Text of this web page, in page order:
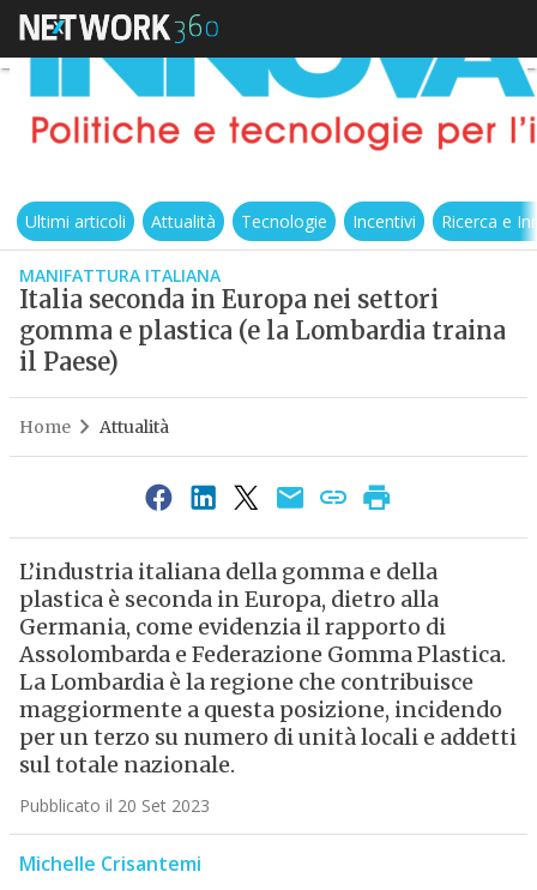
Ultimi articoli Attualità Tecnologie Incentivi Ricerca e
MANIFATTURA ITALIANA
Italia seconda in Europa nei settori
gomma e plastica (e la Lombardia traina
il Paese)
Home Attualità
L’industria italiana della gomma e della
plastica è seconda in Europa, dietro alla
Germania, come evidenzia il rapporto di
Assolombarda e Federazione Gomma Plastica.
La Lombardia è la regione che contribuisce
maggiormente a questa posizione, incidendo
per un terzo su numero di unità locali e addetti
sul totale nazionale.
Pubblicato il 20 Set 2023
Michelle Crisantemi